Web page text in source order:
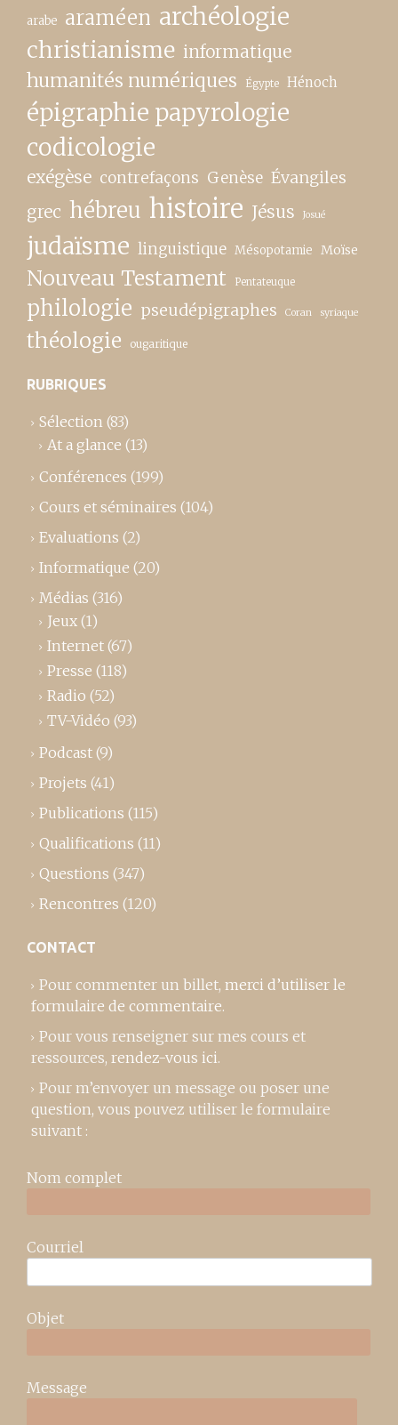
arabe araméen archéologie
christianisme informatique
humanités numériques Égypte Hénoch
épigraphie papyrologie
codicologie
exégèse contrefaçons Genèse Évangiles
grec hébreu histoire Jésus Josué
judaïsme linguistique Mésopotamie Moïse
Nouveau Testament Pentateuque
philologie pseudépigraphes Coran syriaque
théologie ougaritique
RUBRIQUES
Sélection (83)
At a glance (13)
Conférences (199)
Cours et séminaires (104)
Evaluations (2)
Informatique (20)
Médias (316)
Jeux (1)
Internet (67)
Presse (118)
Radio (52)
TV-Vidéo (93)
Podcast (9)
Projets (41)
Publications (115)
Qualifications (11)
Questions (347)
Rencontres (120)
CONTACT
Pour commenter un billet, merci d’utiliser le
formulaire de commentaire.
Pour vous renseigner sur mes cours et
ressources, rendez-vous ici.
Pour m’envoyer un message ou poser une
question, vous pouvez utiliser le formulaire
suivant :
Nom complet
Courriel
Objet
Message